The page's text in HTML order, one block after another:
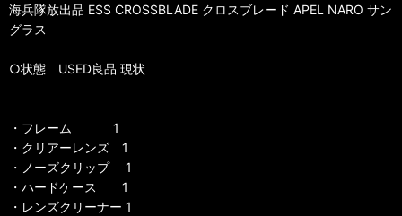
海兵隊放出品 ESS CROSSBLADE クロスブレード APEL NARO サン
グラス
○状態 USED良品 現状
・フレーム 1
・クリアーレンズ 1
・ノーズクリップ 1
・ハードケース 1
・レンズクリーナー 1